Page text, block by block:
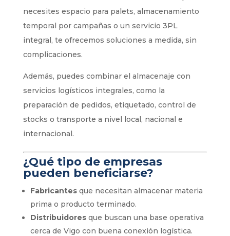
necesites espacio para palets, almacenamiento
temporal por campañas o un servicio 3PL
integral, te ofrecemos soluciones a medida, sin
complicaciones.
Además, puedes combinar el almacenaje con
servicios logísticos integrales, como la
preparación de pedidos, etiquetado, control de
stocks o transporte a nivel local, nacional e
internacional.
¿Qué tipo de empresas
pueden beneficiarse?
Fabricantesque necesitan almacenar materia
prima o producto terminado.
Distribuidoresque buscan una base operativa
cerca de Vigo con buena conexión logística.